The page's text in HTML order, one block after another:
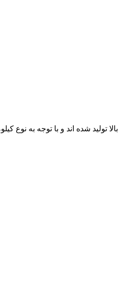
شده اند و با توجه به نوع